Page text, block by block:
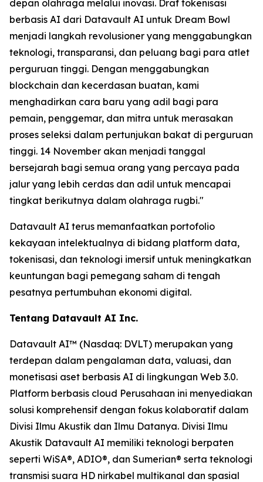
depan olahraga melalui inovasi. Draf tokenisasi
berbasis AI dari Datavault AI untuk Dream Bowl
menjadi langkah revolusioner yang menggabungkan
teknologi, transparansi, dan peluang bagi para atlet
perguruan tinggi. Dengan menggabungkan
blockchain dan kecerdasan buatan, kami
menghadirkan cara baru yang adil bagi para
pemain, penggemar, dan mitra untuk merasakan
proses seleksi dalam pertunjukan bakat di perguruan
tinggi. 14 November akan menjadi tanggal
bersejarah bagi semua orang yang percaya pada
jalur yang lebih cerdas dan adil untuk mencapai
tingkat berikutnya dalam olahraga rugbi."
Datavault AI terus memanfaatkan portofolio
kekayaan intelektualnya di bidang platform data,
tokenisasi, dan teknologi imersif untuk meningkatkan
keuntungan bagi pemegang saham di tengah
pesatnya pertumbuhan ekonomi digital.
Tentang Datavault AI Inc.
Datavault AI™ (Nasdaq: DVLT) merupakan yang
terdepan dalam pengalaman data, valuasi, dan
monetisasi aset berbasis AI di lingkungan Web 3.0.
Platform berbasis cloud Perusahaan ini menyediakan
solusi komprehensif dengan fokus kolaboratif dalam
Divisi Ilmu Akustik dan Ilmu Datanya. Divisi Ilmu
Akustik Datavault AI memiliki teknologi berpaten
seperti WiSA®, ADIO®, dan Sumerian® serta teknologi
transmisi suara HD nirkabel multikanal dan spasial